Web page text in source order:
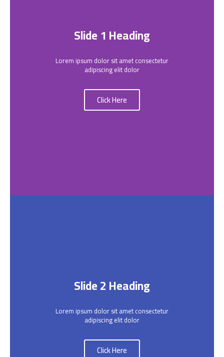
Slide 1 Heading
Lorem ipsum dolor sit amet consectetur
adipiscing elit dolor
Click Here
Slide 2 Heading
Lorem ipsum dolor sit amet consectetur
adipiscing elit dolor
Click Here